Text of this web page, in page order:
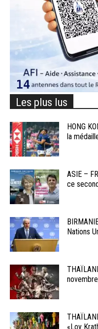
Les plus lus
HONG
la
ASIE –
ce
Nations
«Loy